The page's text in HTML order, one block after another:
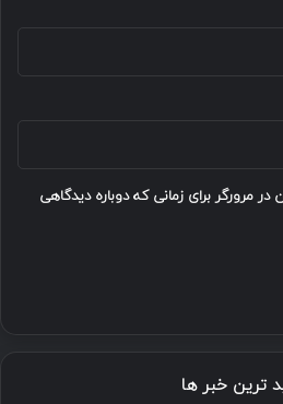
مرورگر برای زمانی که دوباره دیدگاهی
ترین خبر ها